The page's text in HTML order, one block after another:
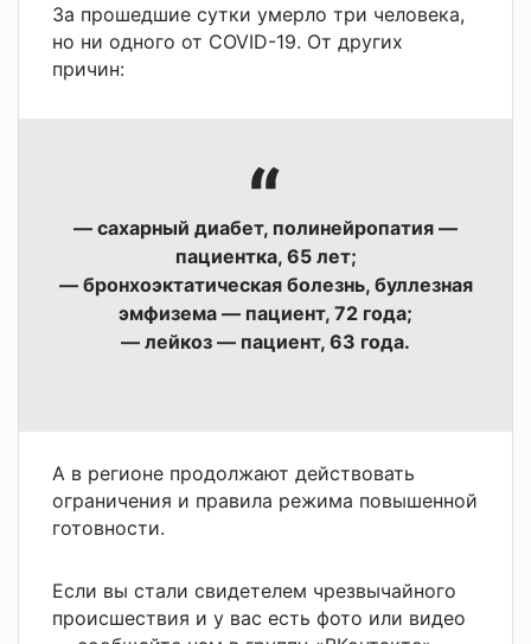
За прошедшие сутки умерло три человека,
но ни одного от COVID-19. От других
причин:
— сахарный диабет, полинейропатия —
пациентка, 65 лет;
— бронхоэктатическая болезнь, буллезная
эмфизема — пациент, 72 года;
— лейкоз — пациент, 63 года.
А в регионе продолжают действовать
ограничения и правила режима повышенной
готовности.
Если вы стали свидетелем чрезвычайного
происшествия и у вас есть фото или видео